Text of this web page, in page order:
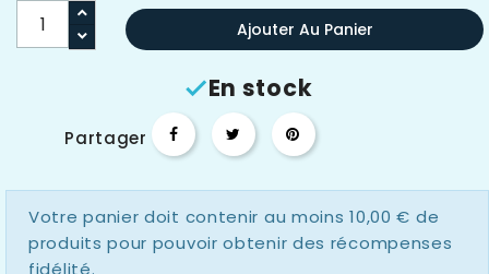
Ajouter Au Panier
En stock
Partager
Votre panier doit contenir au moins 10,00 € de
produits pour pouvoir obtenir des récompenses
fidélité.